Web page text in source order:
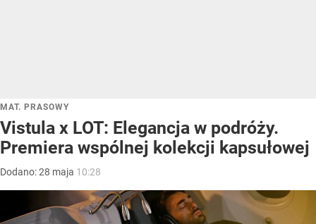
MAT. PRASOWY
Vistula x LOT: Elegancja w podróży.
Premiera wspólnej kolekcji kapsułowej
Dodano:28 maja 10:28